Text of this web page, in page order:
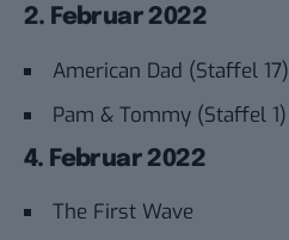
2. Februar 2022
American Dad (Staffel 17)
Pam & Tommy (Staffel 1)
4. Februar 2022
The First Wave